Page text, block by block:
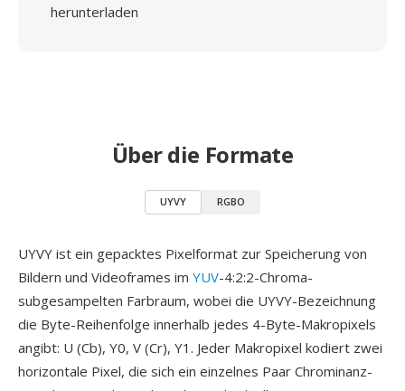
herunterladen
Über die Formate
UYVY RGBO
UYVY ist ein gepacktes Pixelformat zur Speicherung von
Bildern und Videoframes im YUV-4:2:2-Chroma-
subgesampelten Farbraum, wobei die UYVY-Bezeichnung
die Byte-Reihenfolge innerhalb jedes 4-Byte-Makropixels
angibt: U (Cb), Y0, V (Cr), Y1. Jeder Makropixel kodiert zwei
horizontale Pixel, die sich ein einzelnes Paar Chrominanz-